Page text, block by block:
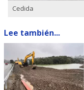
Cedida
Lee también...